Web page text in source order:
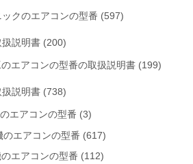
クのエアコンの型番 (597)
説明書 (200)
エアコンの型番の取扱説明書 (199)
説明書 (738)
エアコンの型番 (3)
エアコンの型番 (617)
エアコンの型番 (112)